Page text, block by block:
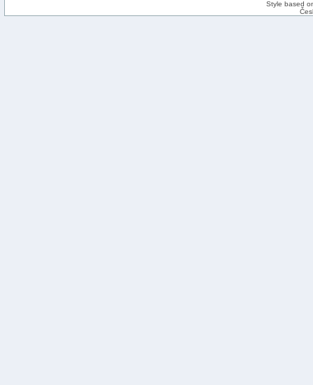
Style based